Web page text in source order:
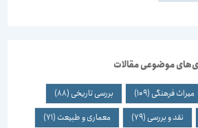
موضوعی مقالات
فرهنگی(109) بررسی تاریخی(88)
نقد و بررسی(79) معماری و طبیعت(71)